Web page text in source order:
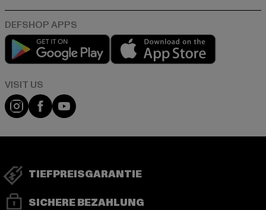
Play market
Visit our Instagram page:
Visit our Facebook page:
Visit our YouTube channel:
TIEFPREISGARANTIE
SICHERE BEZAHLUNG